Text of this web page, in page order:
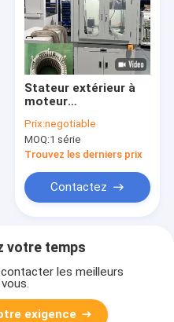
Stateur extérieur à
moteur
machine de
remontage à aiguille
Prix:negotiable
MOQ:1 série
Trouvez les derniers prix
Contactez
votre temps
les meilleurs
exigence